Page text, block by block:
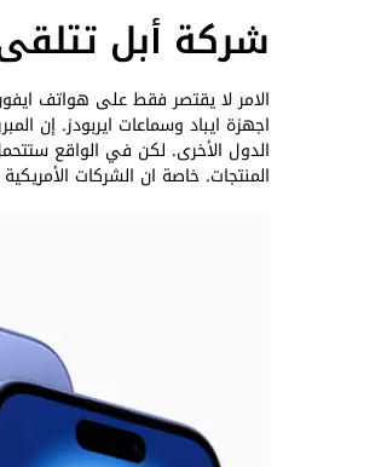
شركة أبل
اجهزة ايباد وسماعات ايربودز. إن
الدول الأخرى. لكن في الواقع
المنتجات. خاصة ان الشركات